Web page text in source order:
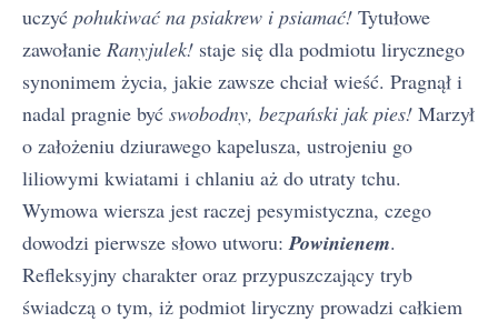
uczyć pohukiwać na psiakrew i psiamać! Tytułowe
zawołanie Ranyjulek! staje się dla podmiotu lirycznego
synonimem życia, jakie zawsze chciał wieść. Pragnął i
nadal pragnie być swobodny, bezpański jak pies! Marzył
o założeniu dziurawego kapelusza, ustrojeniu go
liliowymi kwiatami i chlaniu aż do utraty tchu.
Wymowa wiersza jest raczej pesymistyczna, czego
dowodzi pierwsze słowo utworu: Powinienem.
Refleksyjny charakter oraz przypuszczający tryb
świadczą o tym, iż podmiot liryczny prowadzi całkiem